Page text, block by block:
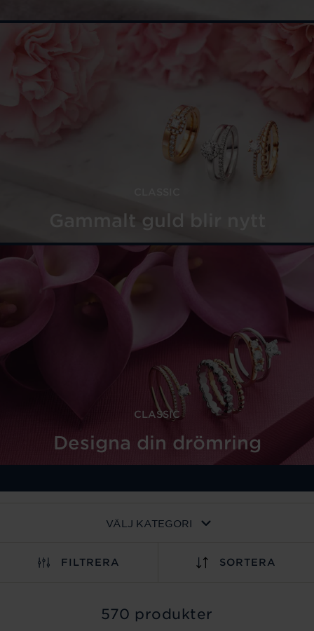
Gammalt guld blir nytt
CLASSIC
Designa din drömring
VÄLJ KATEGORI
FILTRERA SORTERA
570 produkter